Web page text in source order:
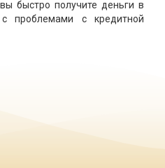
быстро получите деньги в
проблемами с кредитной